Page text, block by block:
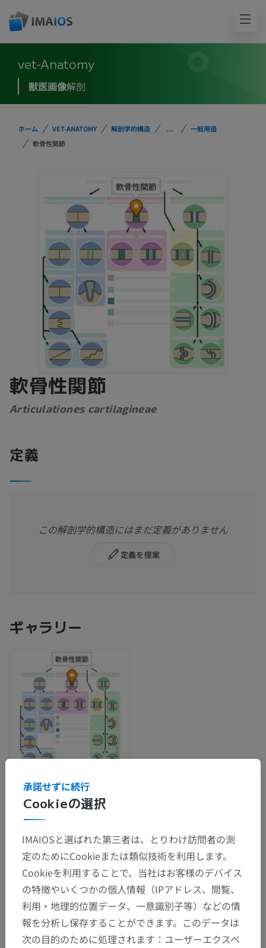
vet-Anatomy
獣医画像解剖
ホーム VET-ANATOMY 解剖学的構造 ...
一般用語
軟骨性関節
軟骨性関節
Articulationes cartilagineae
定義
この解剖学的構造にはまだ定義がありません
定義を提案
ギャラリー
解剖学的階層
獣医解剖学
関節学> 一般用語> 軟骨性関節
下位構造：
軟骨結合
半関節可動結合
Cookieの選択
承諾せずに続行
IMAIOSと選ばれた第三者は、とりわけ訪問者の測
定のためにCookieまたは類似技術を利用します。
Cookieを利用することで、当社はお客様のデバイス
の特徴やいくつかの個人情報（IPアドレス、閲覧、
利用・地理的位置データ、一意識別子等）などの情
報を分析し保存することができます。このデータは
次の目的のために処理されます：ユーザーエクスペ